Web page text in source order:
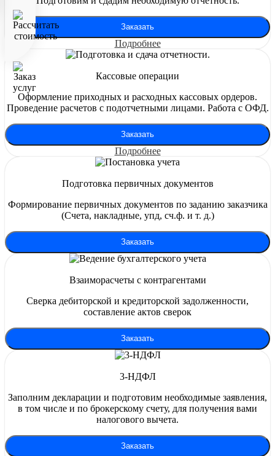
Заказать
Подробнее
Кассовые операции
Оформление приходных и расходных кассовых ордеров.
Проведение расчетов с подотчетными лицами. Работа с ОФД.
Заказать
Подробнее
Подготовка первичных документов
Формирование первичных документов по заданию заказчика
(Счета, накладные, упд, сч.ф. и т. д.)
Заказать
Взаиморасчеты с контрагентами
Сверка дебиторской и кредиторской задолженности,
составление актов сверок
Заказать
3-НДФЛ
Заполним декларации и подготовим необходимые заявления,
в том числе и по брокерскому счету, для получения вами
налогового вычета.
Заказать